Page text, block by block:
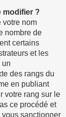
modifier ?
votre nom
nombre de
certains
et les
un
des rangs du
en publiant
votre rang sur le
ce procédé et
sanctionner